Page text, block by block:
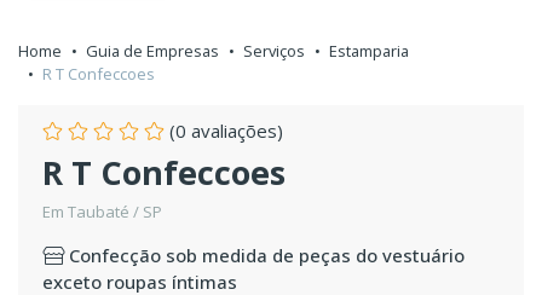
Home Guia de Empresas Serviços
Estamparia
R T Confeccoes
(0 avaliações)
R T Confeccoes
Em Taubaté / SP
Confecção sob medida de peças do vestuário
exceto roupas íntimas